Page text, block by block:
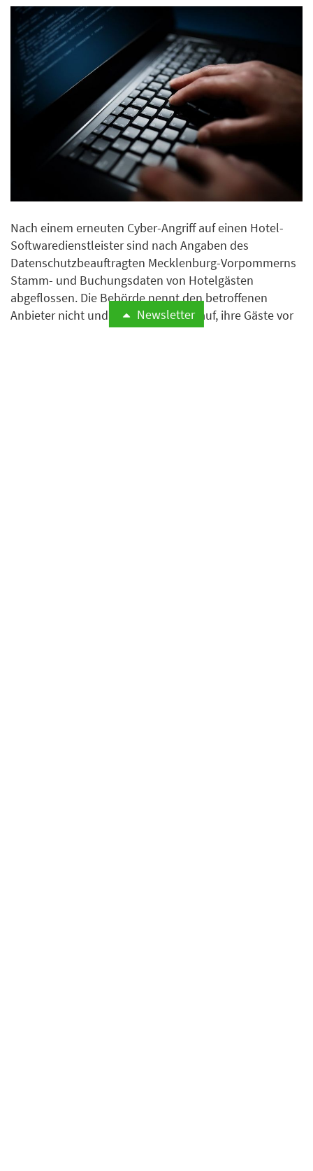
Nach einem erneuten Cyber-Angriff auf einen Hotel-
Softwaredienstleister sind nach Angaben des
Datenschutzbeauftragten Mecklenburg-Vorpommerns
Stamm- und Buchungsdaten von Hotelgästen
abgeflossen. Die Behörde nennt den betroffenen
Anbieter nicht und ruft Hotels dazu auf, ihre Gäste vor
Phishing-Angriffen zu warnen.
Newsletter